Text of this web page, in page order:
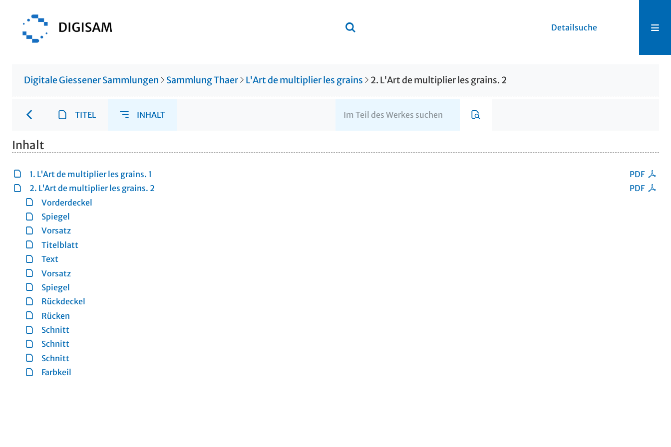
Detailsuche
Digitale Giessener Sammlungen Sammlung Thaer L'Art de multiplier les grains 2. L'Art de multiplier les grains. 2
TITEL INHALT
Inhalt
PDF
1. L'Art de multiplier les grains. 1
PDF
2. L'Art de multiplier les grains. 2
Vorderdeckel
Spiegel
Vorsatz
Titelblatt
Text
Vorsatz
Spiegel
Rückdeckel
Rücken
Schnitt
Schnitt
Schnitt
Farbkeil